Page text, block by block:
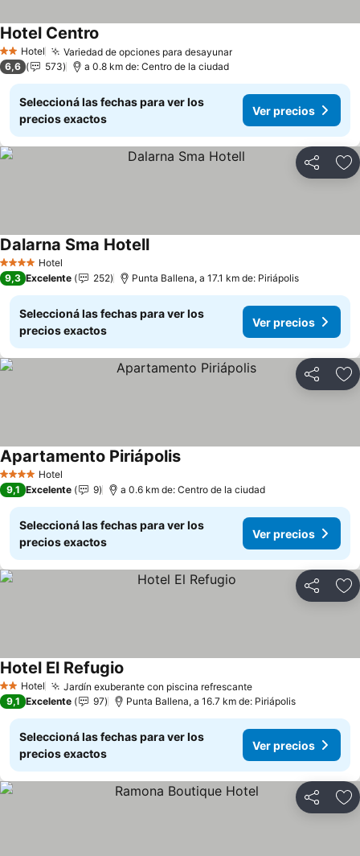
2 Estrellas
Hotel Variedad de opciones para desayunar
Hotel Centro
6,6 573 a 0.8 km de: Centro de la ciudad
Seleccioná las fechas para ver los
precios exactos
Ver precios
Compartir
4 EstrellasHotel
Dalarna Sma Hotell
9,3 Excelente 252 Punta Ballena, a 17.1 km de: Piriápolis
Seleccioná las fechas para ver los
precios exactos
Ver precios
Compartir
4 EstrellasHotel
Apartamento Piriápolis
9,1 Excelente 9 a 0.6 km de: Centro de la ciudad
Seleccioná las fechas para ver los
precios exactos
Ver precios
Compartir
2 Estrellas
Hotel Jardín exuberante con piscina refrescante
Hotel El Refugio
9,1 Excelente 97 Punta Ballena, a 16.7 km de: Piriápolis
Seleccioná las fechas para ver los
precios exactos
Ver precios
Compartir